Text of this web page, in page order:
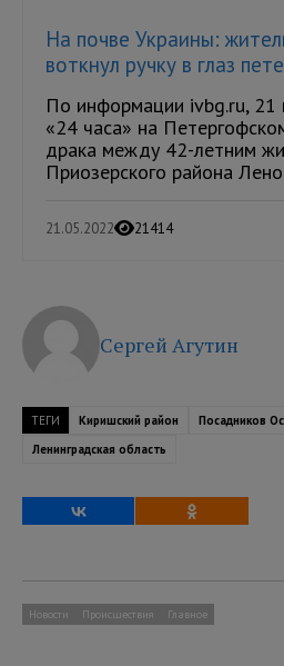
На почве Украины:
воткнул ручку в глаз
По информации ivbg.ru, 21
«24 часа» на
драка между 42-летним
Приозерского района
21.05.2022 21414
Сергей Агутин
ТЕГИ Киришский район
Посадников
Ленинградская область
Новости Происшествия Главное